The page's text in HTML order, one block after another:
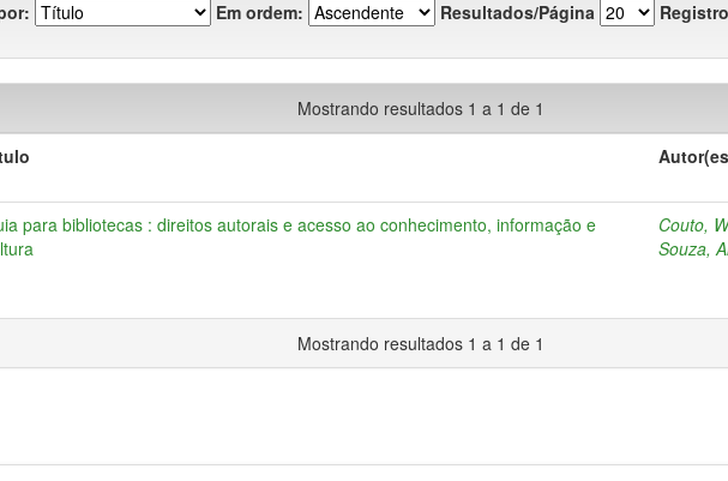
Em ordem: Resultados/Página
Mostrando resultados 1 a 1 de 1
para bibliotecas : direitos autorais e acesso ao conhecimento, informação e
Couto,
Souza,
Mostrando resultados 1 a 1 de 1